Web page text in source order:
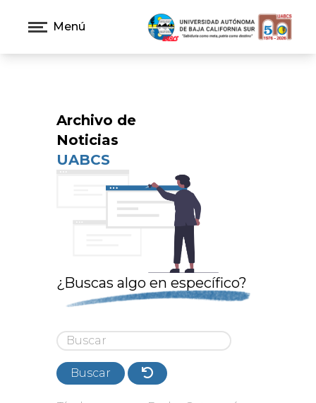
Menú
Archivo de
Noticias
UABCS
¿Buscas algo en específico?
Buscar